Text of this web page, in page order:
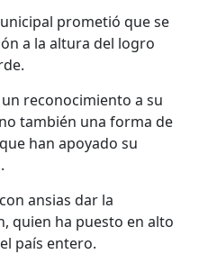
prometió que se
a la altura del logro
reconocimiento a su
también una forma de
han apoyado su
ansias dar la
quien ha puesto en alto
país entero.